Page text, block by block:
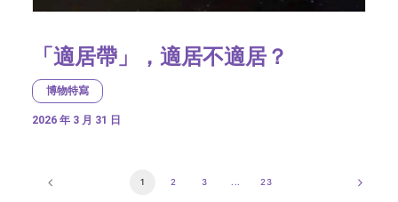
「適居帶」，適居不適居？
博物特寫
2026 年 3 月 31 日
1 2 3 ... 23